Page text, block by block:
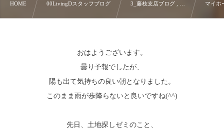
HOME 00LivingDスタッフブログ 3_藤枝支店ブログ , … マイホ
おはようございます。
曇り予報でしたが、
陽も出て気持ちの良い朝となりました。
このまま雨が歩降らないと良いですね(^^)
先日、土地探しゼミのこと、